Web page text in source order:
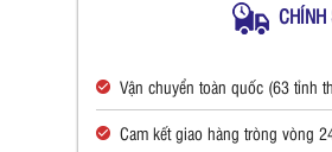
CHÍNH
Vận chuyển toàn quốc (63 tỉnh
Cam kết giao hàng tròng vòng